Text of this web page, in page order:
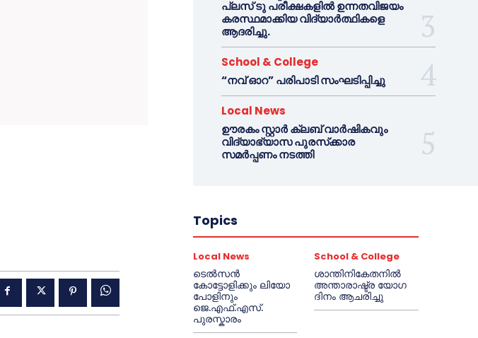
പ്ലസ് ടു പരീക്ഷകളിൽ ഉന്നതവിജയം
കരസ്ഥമാക്കിയ വിദ്യാർത്ഥികളെ
ആദരിച്ചു.
School & College
“നവ് ഓറ” പരിപാടി സംഘടിപ്പിച്ചു
Local News
ഊരകം സ്റ്റാർ ക്ലബ് വാർഷികവും
വിദ്യാഭ്യാസ പുരസ്‌ക്കാര
സമർപ്പണം നടത്തി
Topics
Local News
ടെൽസൻ
കോട്ടോളിക്കും ലിയോ
പോളിനും
ജെ.എഫ്.എസ്.
പുരസ്കാരം
School & College
ശാന്തിനികേതനിൽ
അന്താരാഷ്ട്ര യോഗ
ദിനം ആചരിച്ചു